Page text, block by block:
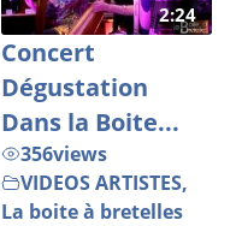
2:24
Concert
Dégustation
Dans la Boite...
356views
VIDEOS ARTISTES,
La boite à bretelles